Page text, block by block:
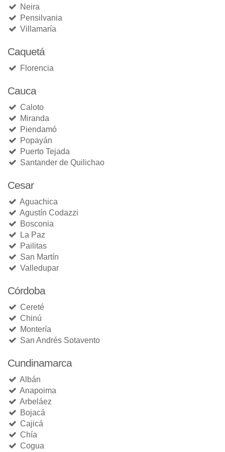
Neira
Pensilvania
Villamaría
Caquetá
Florencia
Cauca
Caloto
Miranda
Piendamó
Popayán
Puerto Tejada
Santander de Quilichao
Cesar
Aguachica
Agustín Codazzi
Bosconia
La Paz
Pailitas
San Martín
Valledupar
Córdoba
Cereté
Chinú
Montería
San Andrés Sotavento
Cundinamarca
Albán
Anapoima
Arbeláez
Bojacá
Cajicá
Chía
Cogua